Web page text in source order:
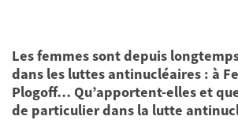
Les femmes sont depuis
dans les luttes antinucléaires : à
Plogoff… Qu’apportent-elles et
de particulier dans la lutte